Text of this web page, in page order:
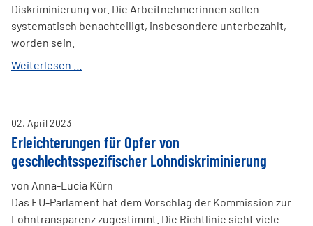
Diskriminierung vor. Die Arbeitnehmerinnen sollen
systematisch benachteiligt, insbesondere unterbezahlt,
worden sein.
Weiterlesen …
Dollar
näher
an
„Equal
Pay“
02. April 2023
Erleichterungen für Opfer von
geschlechtsspezifischer Lohndiskriminierung
von Anna-Lucia Kürn
Das EU-Parlament hat dem Vorschlag der Kommission zur
Lohntransparenz zugestimmt. Die Richtlinie sieht viele